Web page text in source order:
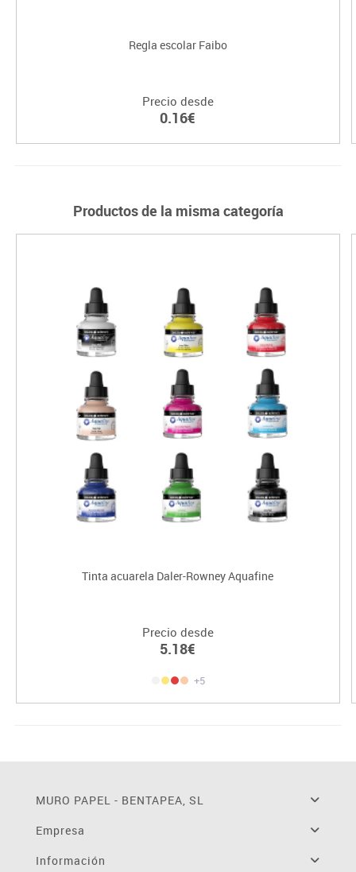
Regla escolar Faibo
Precio desde
0.16€
Productos de la misma categoría
Tinta acuarela Daler-Rowney Aquafine
Precio desde
5.18€
+5
MURO PAPEL - BENTAPEA, SL
Empresa
Información